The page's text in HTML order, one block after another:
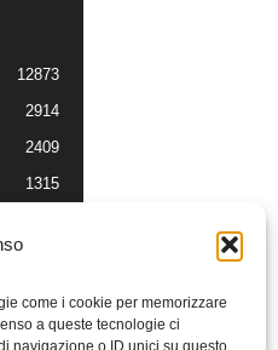
come i cookie per memorizzare
a queste tecnologie ci
navigazione o ID unici su questo
12873
2914
2409
1315